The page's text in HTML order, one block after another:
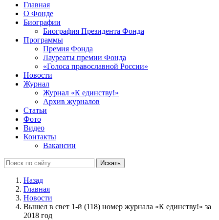
Главная
О Фонде
Биографии
Биография Президента Фонда
Программы
Премия Фонда
Лауреаты премии Фонда
«Голоса православной России»
Новости
Журнал
Журнал «К единству!»
Архив журналов
Статьи
Фото
Видео
Контакты
Вакансии
Искать
Назад
Главная
Новости
Вышел в свет 1-й (118) номер журнала «К единству!» за
2018 год